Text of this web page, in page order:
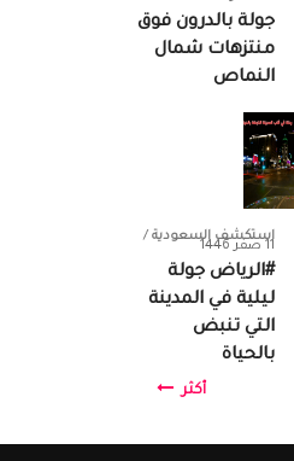
جولة بالدرون فوق
منتزهات شمال
النماص
استكشف السعودية /
11 صفر 1446
#الرياض جولة
ليلية في المدينة
التي تنبض
بالحياة
أكثر